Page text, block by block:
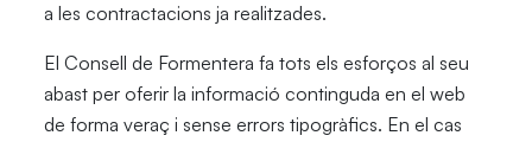
a les contractacions ja realitzades.
El Consell de Formentera fa tots els esforços al seu
abast per oferir la informació continguda en el web
de forma veraç i sense errors tipogràfics. En el cas